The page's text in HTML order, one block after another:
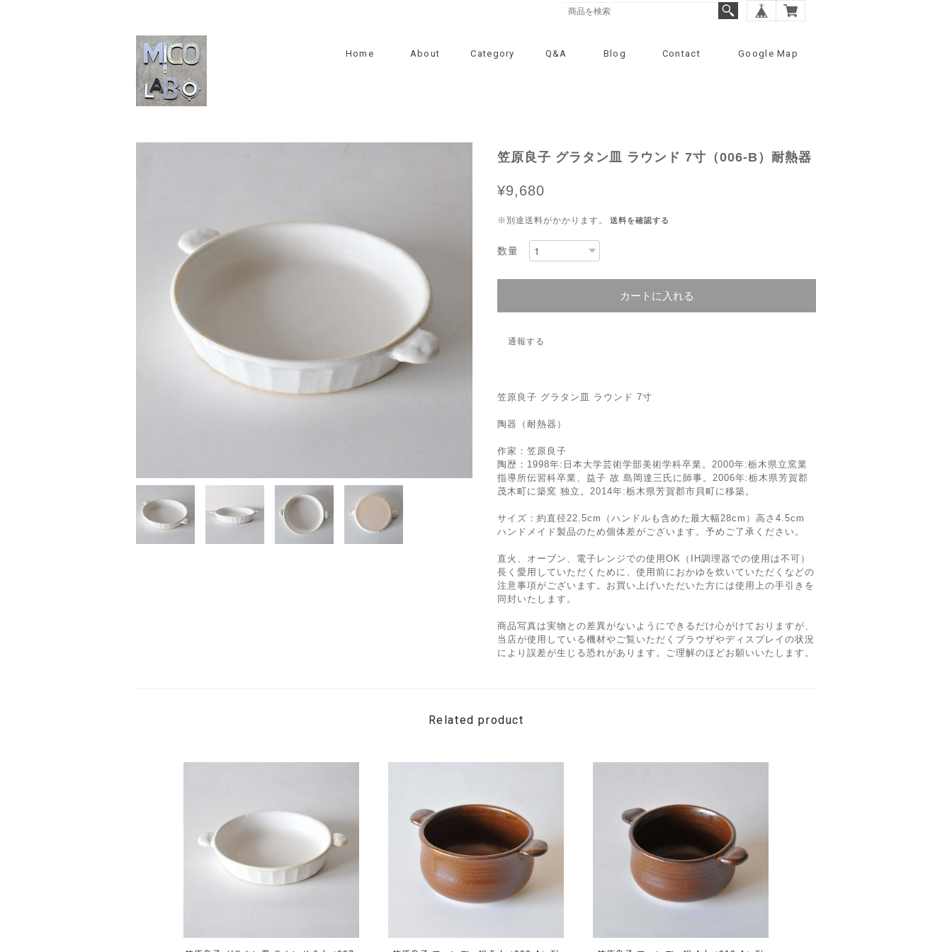
Home About Category Q&A Blog Contact Google Map
笠原良子 グラタン皿 ラウンド 7寸（006-B）耐熱器
¥9,680
※別途送料がかかります。 送料を確認する
数量
カートに入れる
通報する
笠原良子 グラタン皿 ラウンド 7寸
陶器（耐熱器）
作家：笠原良子
陶歴：1998年:日本大学芸術学部美術学科卒業。2000年:栃木県立窯業
指導所伝習科卒業、益子 故 島岡達三氏に師事。2006年:栃木県芳賀郡
茂木町に築窯 独立。2014年:栃木県芳賀郡市貝町に移築。
サイズ：約直径22.5cm（ハンドルも含めた最大幅28cm）高さ4.5cm
ハンドメイド製品のため個体差がございます。予めご了承ください。
直火、オーブン、電子レンジでの使用OK（IH調理器での使用は不可）
長く愛用していただくために、使用前におかゆを炊いていただくなどの
注意事項がございます。お買い上げいただいた方には使用上の手引きを
同封いたします。
商品写真は実物との差異がないようにできるだけ心がけておりますが、
当店が使用している機材やご覧いただくブラウザやディスプレイの状況
により誤差が生じる恐れがあります。ご理解のほどお願いいたします。
Related product